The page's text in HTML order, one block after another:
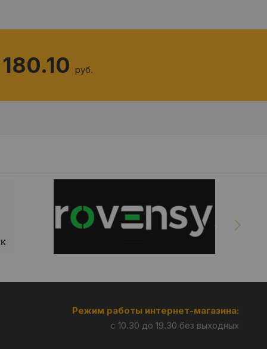
руб.
Режим работы интернет-магазина:
с 10.30 до 19.30 без выходных